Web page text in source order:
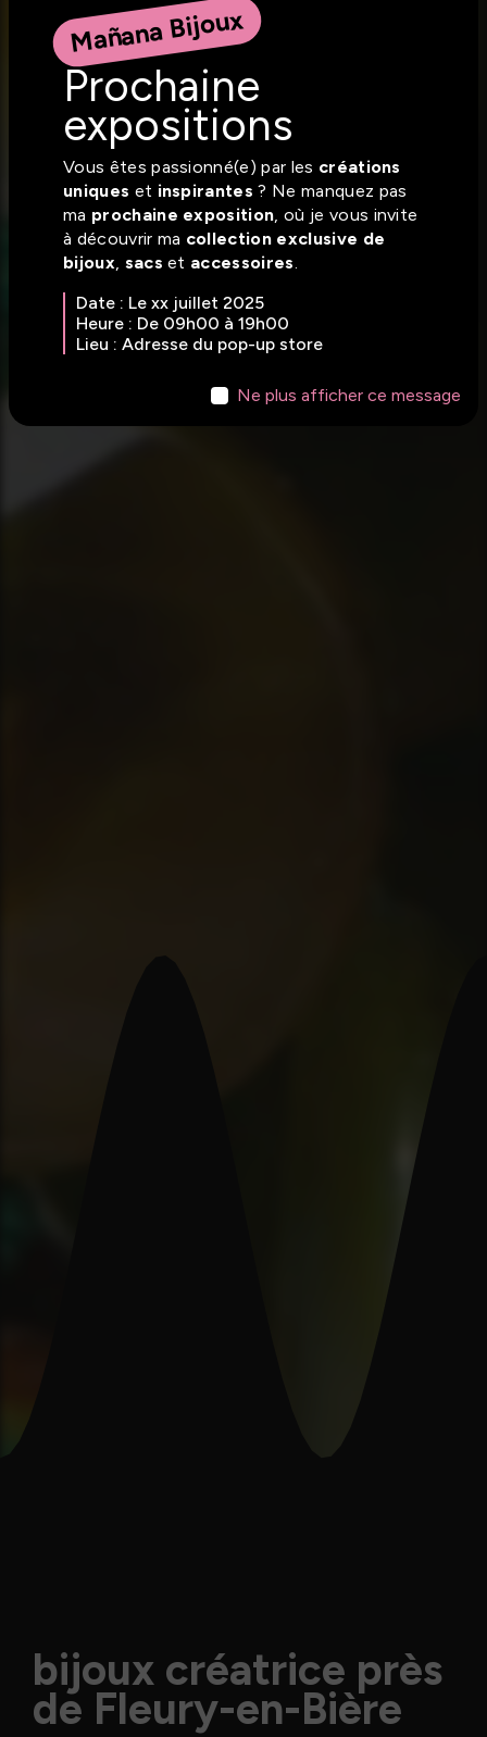
Mañana Bijoux
Prochaine
expositions
Vous êtes passionné(e) par les créations
uniques et inspirantes? Ne manquez pas
ma prochaine exposition , où je vous invite
à découvrir ma collection exclusive de
bijoux sacset accessoires
Date : Le xx juillet 2025
Heure : De 09h00 à 19h00
Lieu : Adresse du pop-up store
Ne plus afficher ce message
bijoux créatrice près
de Fleury-en-Bière